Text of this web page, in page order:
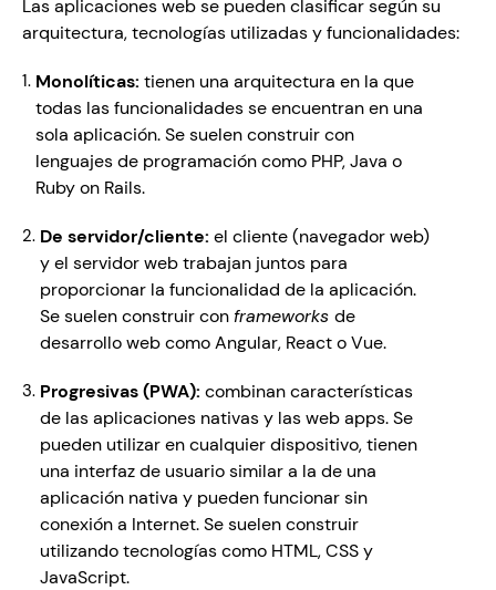
Las aplicaciones web se pueden clasificar según su
arquitectura, tecnologías utilizadas y funcionalidades:
Monolíticas: tienen una arquitectura en la que
todas las funcionalidades se encuentran en una
sola aplicación. Se suelen construir con
lenguajes de programación como PHP, Java o
Ruby on Rails.
De servidor/cliente: el cliente (navegador web)
y el servidor web trabajan juntos para
proporcionar la funcionalidad de la aplicación.
Se suelen construir con frameworks de
desarrollo web como Angular, React o Vue.
Progresivas (PWA): combinan características
de las aplicaciones nativas y las web apps. Se
pueden utilizar en cualquier dispositivo, tienen
una interfaz de usuario similar a la de una
aplicación nativa y pueden funcionar sin
conexión a Internet. Se suelen construir
utilizando tecnologías como HTML, CSS y
JavaScript.